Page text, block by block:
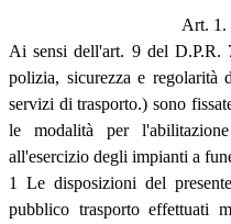
Art. 1.
Ai sensi dell'art. 9 del D.P.R.
polizia, sicurezza e regolarità
servizi di trasporto.) sono
le modalità per
all'esercizio degli impianti a
1 Le disposizioni del
pubblico trasporto effettuati